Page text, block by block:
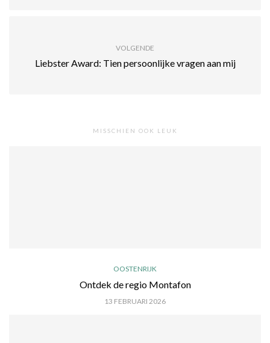
VOLGENDE
Liebster Award: Tien persoonlijke vragen aan mij
MISSCHIEN OOK LEUK
OOSTENRIJK
Ontdek de regio Montafon
13 FEBRUARI 2026